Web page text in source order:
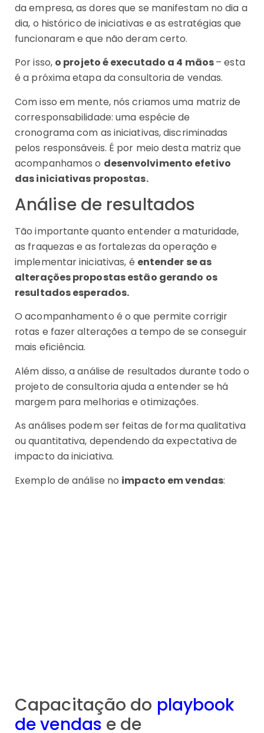
da empresa, as dores que se manifestam no dia a
dia, o histórico de iniciativas e as estratégias que
funcionaram e que não deram certo.
Por isso, o projeto é executado a 4 mãos– esta
é a próxima etapa da consultoria de vendas.
Com isso em mente, nós criamos uma matriz de
corresponsabilidade: uma espécie de
cronograma com as iniciativas, discriminadas
pelos responsáveis. É por meio desta matriz que
acompanhamos o desenvolvimento efetivo
das iniciativas propostas.
Análise de resultados
Tão importante quanto entender a maturidade,
as fraquezas e as fortalezas da operação e
implementar iniciativas, é entender se as
alterações propostas estão gerando os
resultados esperados.
O acompanhamento é o que permite corrigir
rotas e fazer alterações a tempo de se conseguir
mais eficiência.
Além disso, a análise de resultados durante todo o
projeto de consultoria ajuda a entender se há
margem para melhorias e otimizações.
As análises podem ser feitas de forma qualitativa
ou quantitativa, dependendo da expectativa de
impacto da iniciativa.
Exemplo de análise no impacto em vendas:
Capacitação do playbook
de vendas e de